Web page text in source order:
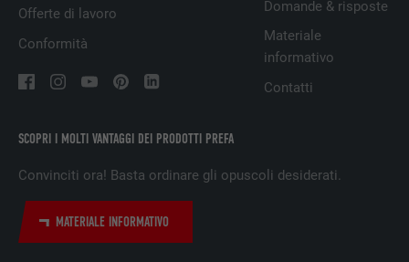
SCOPRI I MOLTI VANTAGGI DEI PRODOTTI PREFA
Convinciti ora! Basta ordinare gli opuscoli desiderati.
MATERIALE INFORMATIVO
Offerte di lavoro
Conformità
Domande & risposte
Materiale
informativo
Contatti
DECORSO 1 giorno
SCOPO
Utilizzato dal servizio di social network
LinkedIn per il tracking dell’utilizzo di
prestazioni di servizio integrate.